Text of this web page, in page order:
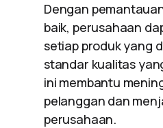
Dengan
baik, perusahaan
setiap produk yang
standar kualitas
ini membantu
pelanggan dan
perusahaan.